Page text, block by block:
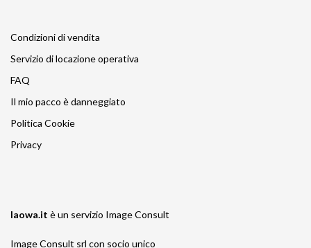
Condizioni di vendita
Servizio di locazione operativa
FAQ
Il mio pacco è danneggiato
Politica Cookie
Privacy
laowa.it è un servizio Image Consult
Image Consult srl con socio unico